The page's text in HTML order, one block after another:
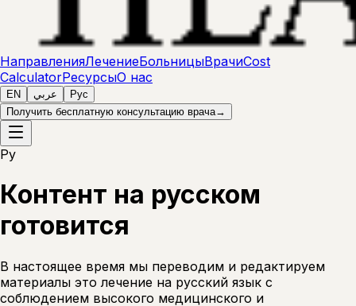
НаправленияЛечениеБольницыВрачиCost
CalculatorРесурсыО нас
EN عربي
Рус
Получить бесплатную консультацию врача→
Ру
Контент на русском
готовится
В настоящее время мы переводим и редактируем
материалы это лечение на русский язык с
соблюдением высокого медицинского и